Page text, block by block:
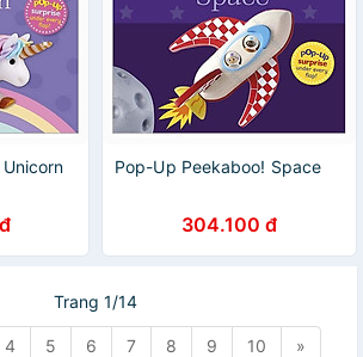
Pop-Up Peekaboo! Space
304.100 đ
Trang 1/14
4 5 6 7 8 9 10 »